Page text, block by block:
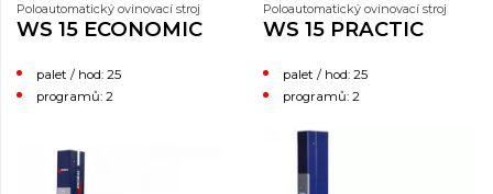
Poloautomatický ovinovací stroj
WS 15 ECONOMIC
palet / hod: 25
programů: 2
Poloautomatický ovinovací stroj
WS 15 PRACTIC
palet / hod: 25
programů: 2